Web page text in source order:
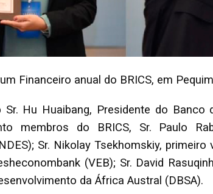
Financeiro anual do BRICS, em
Hu Huaibang, Presidente do
membros do BRICS, Sr. Paulo
Sr. Nikolay Tsekhomskiy,
(VEB); Sr. David
da África Austral (DBSA).